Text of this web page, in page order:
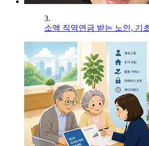
3.
소액 직역연금 받는 노인, 기